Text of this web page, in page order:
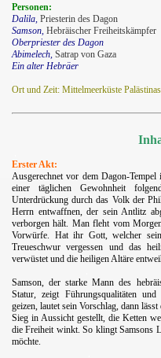
Personen:
Dalila, Priesterin des Dagon
Samson, Hebräischer Freiheitskämpfer
Oberpriester des Dagon
Abimelech, Satrap von Gaza
Ein alter Hebräer
Ort und Zeit: Mittelmeerküste
Erster Akt:
Ausgerechnet vor dem Dagon-
einer täglichen Gewohnheit
Unterdrückung durch das Volk der
Herrn entwaffnen, der sein Antlitz
verborgen hält. Man fleht vom
Vorwürfe. Hat ihr Gott, welcher
Treueschwur vergessen und das
verwüstet und die heiligen Altäre
Samson, der starke Mann des
Statur, zeigt Führungsqualitäten
geizen, lautet sein Vorschlag, dann
Sieg in Aussicht gestellt, die Ketten
die Freiheit winkt. So klingt Samsons
möchte.